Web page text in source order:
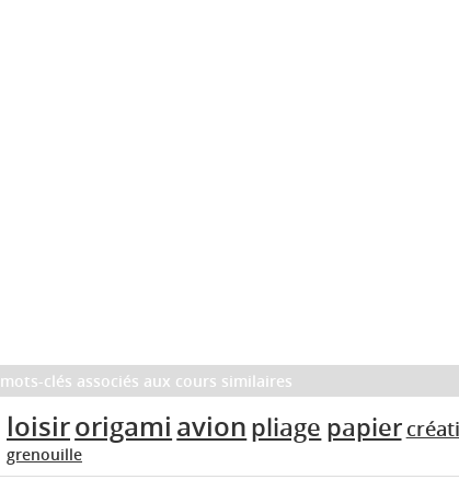
mots-clés associés aux cours similaires
loisirorigami avion pliage papier
grenouille